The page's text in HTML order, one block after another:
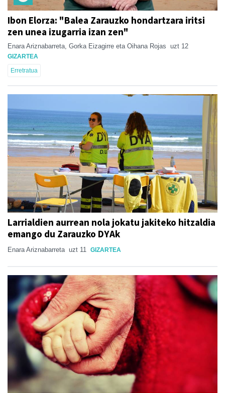
Ibon Elorza: "Balea Zarauzko hondartzara iritsi
zen unea izugarria izan zen"
Enara Ariznabarreta, Gorka Eizagirre eta Oihana Rojas uzt 12
GIZARTEA
Erretratua
Larrialdien aurrean nola jokatu jakiteko hitzaldia
emango du Zarauzko DYAk
Enara Ariznabarreta uzt 11 GIZARTEA